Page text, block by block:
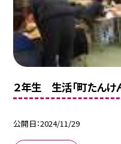
２年生 生活「町たんけん
公開日 2024/11/29